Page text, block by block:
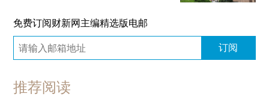
免费订阅财新网主编精选版电邮
订阅
推荐阅读